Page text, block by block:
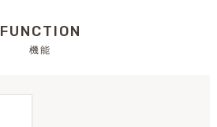
FUNCTION
機能